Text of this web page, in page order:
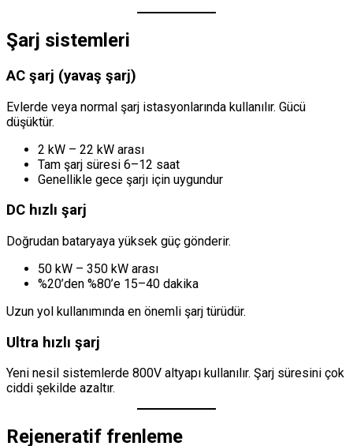
Şarj sistemleri
AC şarj (yavaş şarj)
Evlerde veya normal şarj istasyonlarında kullanılır. Gücü
düşüktür.
2 kW – 22 kW arası
Tam şarj süresi 6–12 saat
Genellikle gece şarjı için uygundur
DC hızlı şarj
Doğrudan bataryaya yüksek güç gönderir.
50 kW – 350 kW arası
%20’den %80’e 15–40 dakika
Uzun yol kullanımında en önemli şarj türüdür.
Ultra hızlı şarj
Yeni nesil sistemlerde 800V altyapı kullanılır. Şarj süresini çok
ciddi şekilde azaltır.
Rejeneratif frenleme